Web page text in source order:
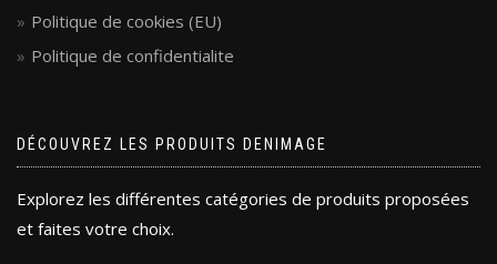
Politique de cookies (EU)
Politique de confidentialite
DÉCOUVREZ LES PRODUITS DENIMAGE
Explorez les différentes catégories de produits proposées
et faites votre choix.